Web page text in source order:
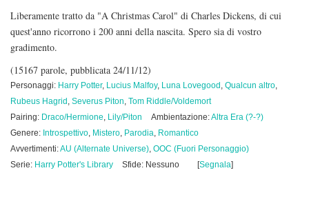
Liberamente tratto da "A Christmas Carol" di Charles Dickens, di cui
quest'anno ricorrono i 200 anni della nascita. Spero sia di vostro
gradimento.
(15167 parole, pubblicata 24/11/12)
Personaggi: Harry Potter, Lucius Malfoy, Luna Lovegood , Qualcun altro,
Rubeus Hagrid , Severus Piton, Tom Riddle/Voldemort
Pairing: Draco/Hermione, Lily/Piton Ambientazione:Altra Era (?-?)
Genere: Introspettivo, Mistero, Parodia, Romantico
Avvertimenti:AU (Alternate Universe), OOC (Fuori Personaggio)
Serie: Harry Potter's Library Sfide: Nessuno [Segnala]